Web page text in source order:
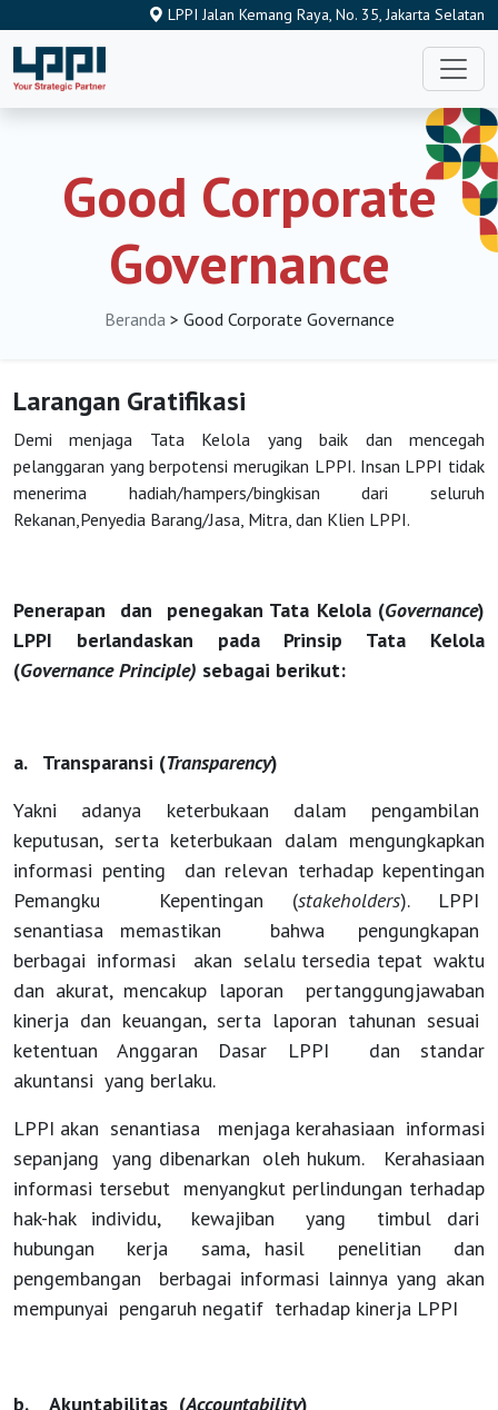
LPPI Jalan Kemang Raya, No. 35, Jakarta Selatan
Solusi
Terintegrasi
Public
Training
Alumni
Berita
Info
Tentang
Good Corporate
Governance
Beranda > Good Corporate Governance
Larangan Gratifikasi
Demi menjaga Tata Kelola yang baik dan mencegah
pelanggaran yang berpotensi merugikan LPPI. Insan LPPI tidak
menerima hadiah/hampers/bingkisan dari seluruh
Rekanan,Penyedia Barang/Jasa, Mitra, dan Klien LPPI.
Penerapan dan penegakan Tata Kelola (Governance)
LPPI berlandaskan pada Prinsip Tata Kelola
(Governance Principle) sebagai berikut:
a. Transparansi (Transparency)
Yakni adanya keterbukaan dalam pengambilan
keputusan, serta keterbukaan dalam mengungkapkan
informasi penting dan relevan terhadap kepentingan
Pemangku Kepentingan (stakeholders). LPPI
senantiasa memastikan bahwa pengungkapan
berbagai informasi akan selalu tersedia tepat waktu
dan akurat, mencakup laporan pertanggungjawaban
kinerja dan keuangan, serta laporan tahunan sesuai
ketentuan Anggaran Dasar LPPI dan standar
akuntansi yang berlaku.
LPPI akan senantiasa menjaga kerahasiaan informasi
sepanjang yang dibenarkan oleh hukum. Kerahasiaan
informasi tersebut menyangkut perlindungan terhadap
hak-hak individu, kewajiban yang timbul dari
hubungan kerja sama, hasil penelitian dan
pengembangan berbagai informasi lainnya yang akan
mempunyai pengaruh negatif terhadap kinerja LPPI
b. Akuntabilitas (Accountability)